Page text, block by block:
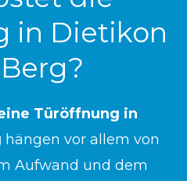
in Dietikon
Türöffnung in
hängen vor allem von
Aufwand und dem